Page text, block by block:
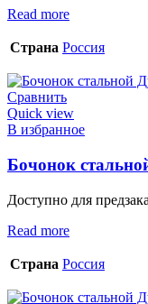
Read more
Страна Россия
Сравнить
Quick view
В избранное
Бочонок
Доступно для
Read more
Страна Россия